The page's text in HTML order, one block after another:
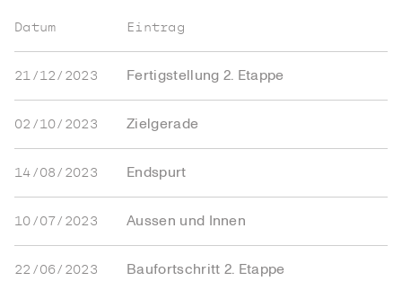
Datum Eintrag
21/12/2023 Fertigstellung 2. Etappe
02/10/2023 Zielgerade
14/08/2023 Endspurt
10/07/2023 Aussen und Innen
22/06/2023 Baufortschritt 2. Etappe